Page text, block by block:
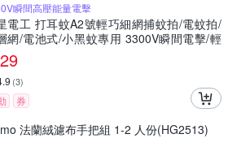
瞬間高壓能量電擊
電工 打耳蚊A2號輕巧細網捕蚊拍/電蚊拍/
網/電池式/小黑蚊專用 3300V瞬間電擊/輕
(3)
券
法蘭絨濾布手把組 1-2 人份(HG2513)